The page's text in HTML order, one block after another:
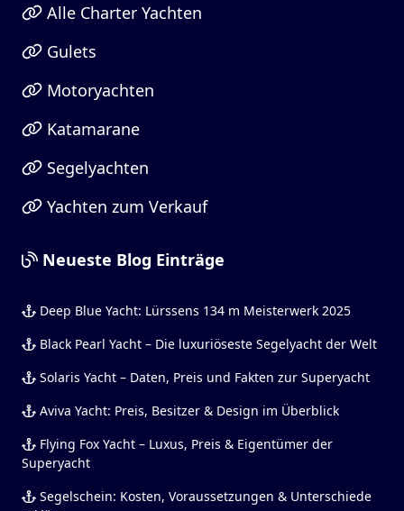
Alle Charter Yachten
Gulets
Motoryachten
Katamarane
Segelyachten
Yachten zum Verkauf
Neueste Blog Einträge
Deep Blue Yacht: Lürssens 134 m Meisterwerk 2025
Black Pearl Yacht – Die luxuriöseste Segelyacht der Welt
Solaris Yacht – Daten, Preis und Fakten zur Superyacht
Aviva Yacht: Preis, Besitzer & Design im Überblick
Flying Fox Yacht – Luxus, Preis & Eigentümer der
Superyacht
Segelschein: Kosten, Voraussetzungen & Unterschiede